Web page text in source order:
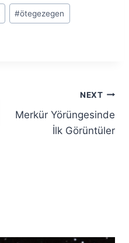
#ötegezegen
NEXT
Merkür Yörüngesinde
İlk Görüntüler